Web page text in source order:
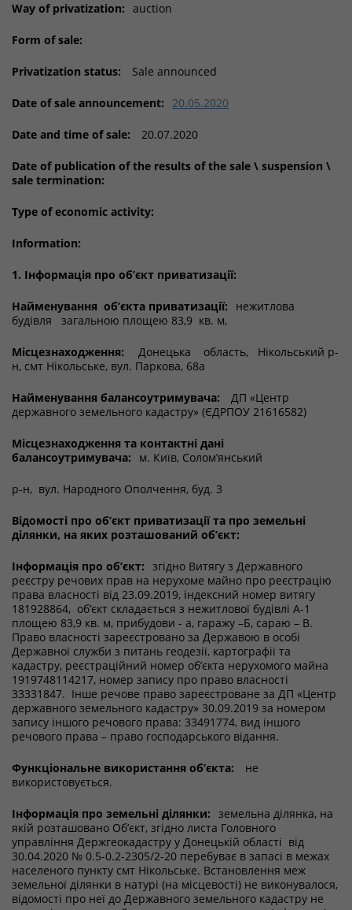
Way of privatization: auction
Form of sale:
Privatization status: Sale announced
Date of sale announcement: 20.05.2020
Date and time of sale: 20.07.2020
Date of publication of the results of the sale \ suspension \
sale termination:
Type of economic activity:
Information:
1. Інформація про об’єкт приватизації:
Найменування об’єкта приватизації:
нежитлова
будівля загальною площею 83,9 кв. м,
Місцезнаходження:
Донецька область, Нікольський р-
н, смт Нікольське, вул. Паркова, 68а
Найменування балансоутримувача:
ДП «Центр
державного земельного кадастру» (ЄДРПОУ 21616582)
Місцезнаходження та контактні дані
балансоутримувача:
м. Київ, Солом’янський
р-н, вул. Народного Ополчення, буд. 3
Відомості про об’єкт приватизації та про земельні
ділянки, на яких розташований об’єкт:
Інформація про об’єкт: згідно Витягу з Державного
реєстру речових прав на нерухоме майно про реєстрацію
права власності від 23.09.2019, індексний номер витягу
181928864, об’єкт складається з нежитлової будівлі А-1
площею 83,9 кв. м, прибудови - а, гаражу –Б, сараю – В.
Право власності зареєстровано за Державою в особі
Державної служби з питань геодезії, картографії та
кадастру, реєстраційний номер об’єкта нерухомого майна
1919748114217, номер запису про право власності
33331847. Інше речове право зареєстроване за ДП «Центр
державного земельного кадастру» 30.09.2019 за номером
запису іншого речового права: 33491774, вид іншого
речового права – право господарського відання.
Функціональне використання об’єкта:
не
використовується.
Інформація про земельні ділянки: земельна ділянка, на
якій розташовано Об’єкт, згідно листа Головного
управління Держгеокадастру у Донецькій області від
30.04.2020 № 0.5-0.2-2305/2-20 перебуває в запасі в межах
населеного пункту смт Нікольське. Встановлення меж
земельної ділянки в натурі (на місцевості) не виконувалося,
відомості про неї до Державного земельного кадастру не